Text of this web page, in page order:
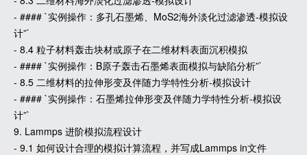
- #### `实例操作：多孔石墨烯、MoS2海外淡化过滤渗透-模拟设
计”`
- 8.4 粒子材料轰击块材或原子在二维材料表面沉积模拟
- #### `实例操作：B原子轰击石墨烯表面模拟与缺陷分析”`
- 8.5 二维材料的拉伸形变及伴随力学特性分析-模拟设计
- #### `实例操作：石墨烯拉伸形变及伴随力学特性分析-模拟设
计”`
9. Lammps 进阶模拟流程设计
- 9.1 如何设计合理的模拟计算流程，并写成Lammps in文件